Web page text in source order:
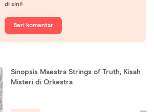
di sini!
Beri komentar
Sinopsis Maestra Strings of Truth, Kisah
Misteri di Orkestra